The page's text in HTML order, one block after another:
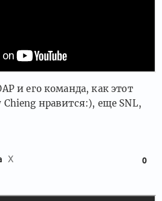
и его команда, как этот
нравится:), еще SNL,
Х 0